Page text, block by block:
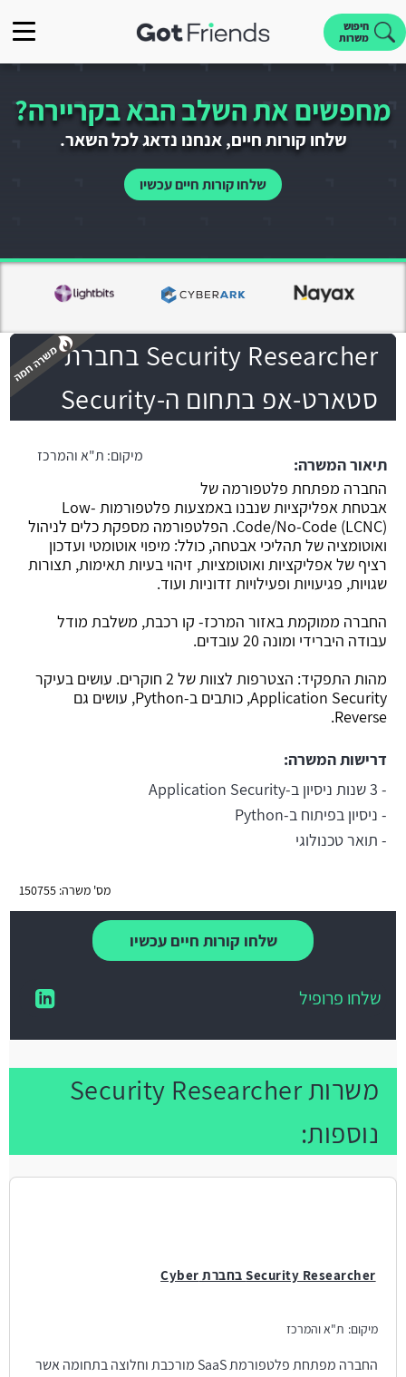
חיפוש
משרות
מחפשים את השלב הבא בקריירה?
שלחו קורות חיים, אנחנו נדאג לכל השאר.
שלחו קורות חיים עכשיו
Security Researcher בחברת
סטארט-אפ בתחום ה-Security
מיקום: ת"א והמרכז
תיאור המשרה:
החברה מפתחת פלטפורמה של
אבטחת אפליקציות שנבנו באמצעות פלטפורמות Low-
Code/No-Code (LCNC). הפלטפורמה מספקת כלים לניהול
ואוטומציה של תהליכי אבטחה, כולל: מיפוי אוטומטי ועדכון
רציף של אפליקציות ואוטומציות, זיהוי בעיות תאימות, תצורות
שגויות, פגיעויות ופעילויות זדוניות ועוד.
החברה ממוקמת באזור המרכז- קו רכבת, משלבת מודל
עבודה היברידי ומונה 20 עובדים.
מהות התפקיד: הצטרפות לצוות של 2 חוקרים. עושים בעיקר
Application Security, כותבים ב-Python, עושים גם
Reverse.
דרישות המשרה:
- 3 שנות ניסיון ב-Application Security
- ניסיון בפיתוח ב-Python
- תואר טכנולוגי
מס' משרה: 150755
שלחו קורות חיים עכשיו
שלחו פרופיל
משרות Security Researcher
נוספות:
Security Researcher בחברת Cyber
מיקום: ת"א והמרכז
החברה מפתחת פלטפורמת SaaS מורכבת וחלוצה בתחומה אשר